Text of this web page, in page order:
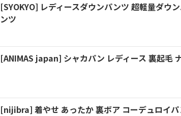
[SYOKYO] レディースダウンパンツ 超軽量ダウ
ンツ
[ANIMAS japan] シャカパン レディース 裏起毛
[nijibra] 着やせ あったか 裏ボア コーデュロイ